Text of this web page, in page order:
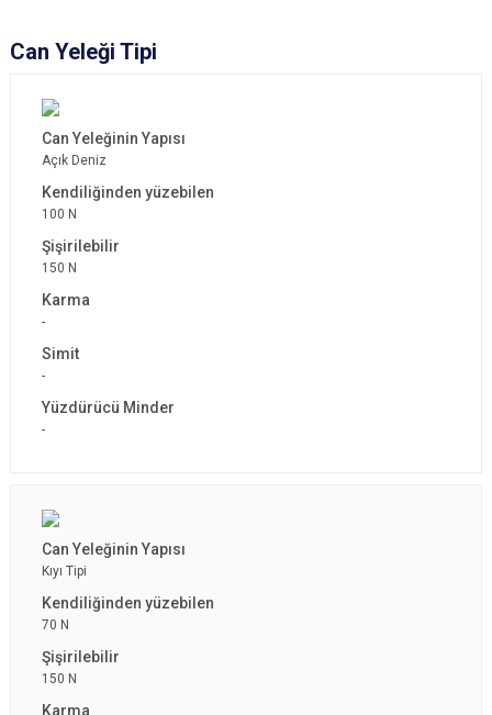
Can Yeleği Tipi
Açık Deniz
100 N
150 N
-
-
-
Kıyı Tipi
70 N
150 N